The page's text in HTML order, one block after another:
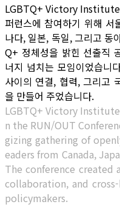
LGBTQ+ Victory Institute
퍼런스에 참여하기 위해 서
나다, 일본, 독일, 그리고 동
Q+ 정체성을 밝힌 선출직
너지 넘치는 모임이었습니
사이의 연결, 협력, 그리고
을 만들어 주었습니다.
LGBTQ+ Victory
n the RUN/OUT
gizing gathering of
eaders from Canada,
The conference created
collaboration, and
policymakers.